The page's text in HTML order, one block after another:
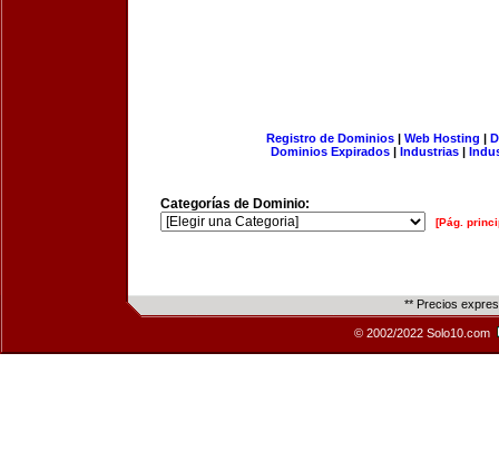
Registro de Dominios| Web Hosting |
Dominios Expirados | Industrias |
Categorías de Dominio:
[Pág.
** Precios
© 2002/2022 Solo10.com